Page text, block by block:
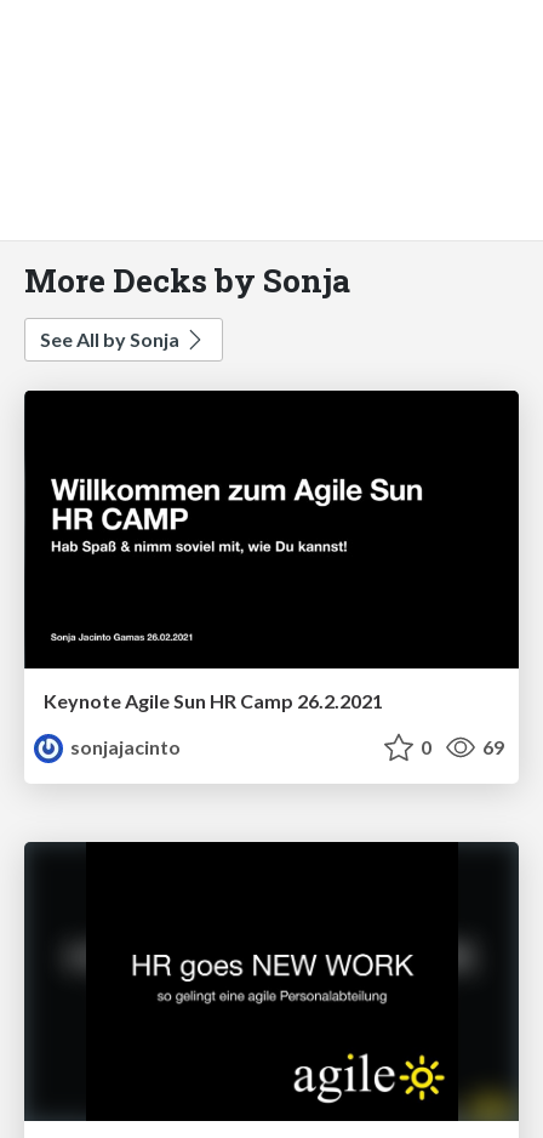
More Decks by Sonja
See All by Sonja
Keynote Agile Sun HR Camp 26.2.2021
sonjajacinto
0 69